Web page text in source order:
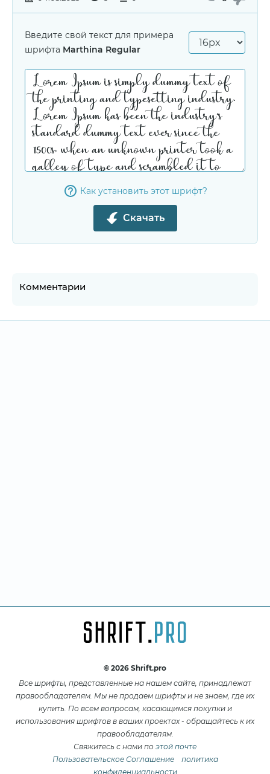
Введите свой текст для примера
шрифта Marthina Regular
Как установить этот шрифт?
Скачать
Комментарии
© 2026 Shrift.pro
Все шрифты, представленные на нашем сайте, принадлежат
правообладателям. Мы не продаем шрифты и не знаем, где их
купить. По всем вопросам, касающимся покупки и
использования шрифтов в ваших проектах - обращайтесь к их
правообладателям.
Свяжитесь с нами по этой почте
Пользовательское Соглашение
политика
конфиденциальности